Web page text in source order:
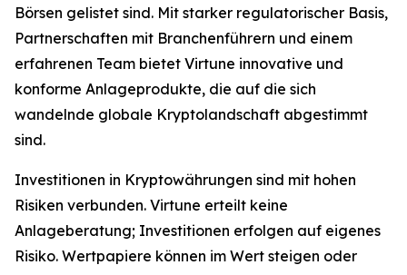
Börsen gelistet sind. Mit starker regulatorischer Basis,
Partnerschaften mit Branchenführern und einem
erfahrenen Team bietet Virtune innovative und
konforme Anlageprodukte, die auf die sich
wandelnde globale Kryptolandschaft abgestimmt
sind.
Investitionen in Kryptowährungen sind mit hohen
Risiken verbunden. Virtune erteilt keine
Anlageberatung; Investitionen erfolgen auf eigenes
Risiko. Wertpapiere können im Wert steigen oder